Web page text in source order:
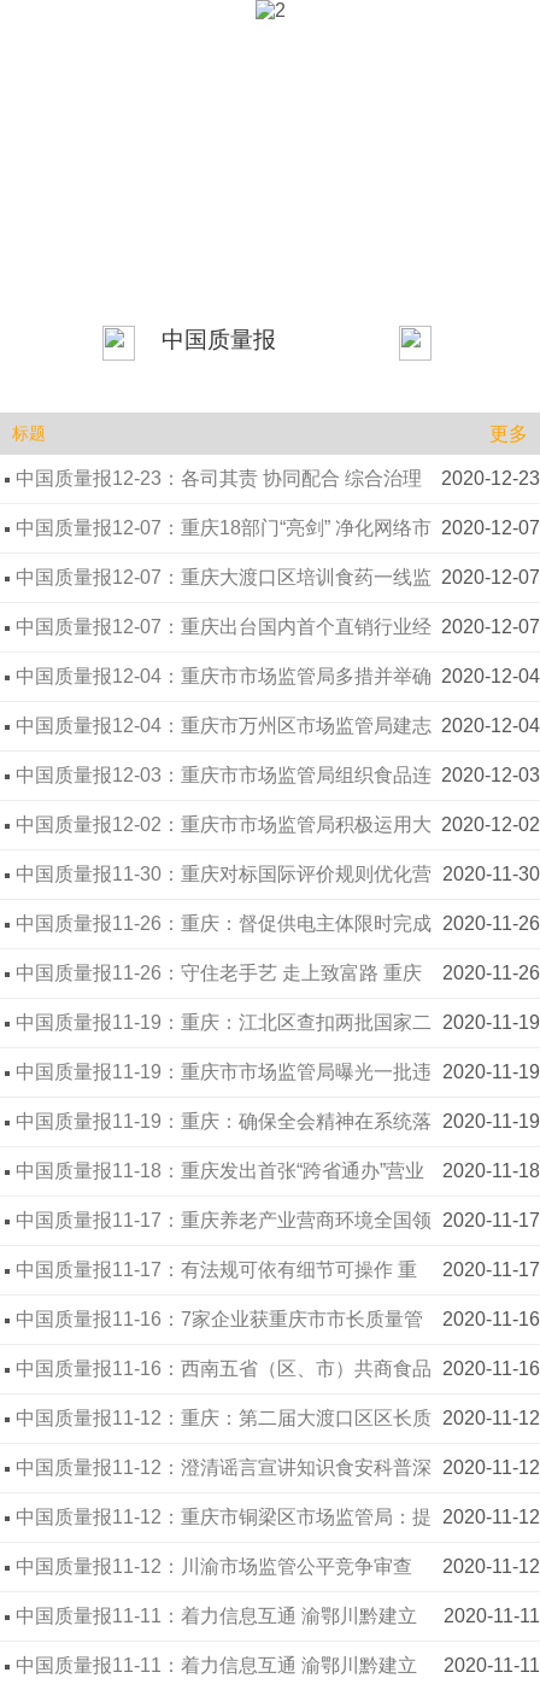
中国质量报
标题 更多
2020-12-23
中国质量报12-23：各司其责 协同配合 综合治理
重庆市已初步形成无证无照经营查处模式 2020-12-07
中国质量报12-07：重庆18部门“亮剑” 净化网络市
场环境 2020-12-07
中国质量报12-07：重庆大渡口区培训食药一线监
管员 2020-12-07
中国质量报12-07：重庆出台国内首个直销行业经
营合规指引 2020-12-04
中国质量报12-04：重庆市市场监管局多措并举确
保转供电降价红利全面有效传导到终端用户 2020-12-04
中国质量报12-04：重庆市万州区市场监管局建志
愿者队伍 展市场监管人风采 2020-12-03
中国质量报12-03：重庆市市场监管局组织食品连
锁企业进行公开承诺 2020-12-02
中国质量报12-02：重庆市市场监管局积极运用大
数据、人工智能治理传销 2020-11-30
中国质量报11-30：重庆对标国际评价规则优化营
商环境见实效 2020-11-26
中国质量报11-26：重庆：督促供电主体限时完成
整治 2020-11-26
中国质量报11-26：守住老手艺 走上致富路 重庆
市南川区市场监管局创新食品小作坊监管帮扶机制 2020-11-19
中国质量报11-19：重庆：江北区查扣两批国家二
级保护动物 29条胭脂鱼明月湖水库安家 2020-11-19
中国质量报11-19：重庆市市场监管局曝光一批违
法案件 2020-11-19
中国质量报11-19：重庆：确保全会精神在系统落
实落地 2020-11-18
中国质量报11-18：重庆发出首张“跨省通办”营业
执照 2020-11-17
中国质量报11-17：重庆养老产业营商环境全国领
先 2020-11-17
中国质量报11-17：有法规可依有细节可操作 重
庆市市场监管局公示10条企业监管政策 2020-11-16
中国质量报11-16：7家企业获重庆市市长质量管
理奖和提名奖 2020-11-16
中国质量报11-16：西南五省（区、市）共商食品
安全风险预警协作 2020-11-12
中国质量报11-12：重庆：第二届大渡口区区长质
量管理奖企业答辩会举行 2020-11-12
中国质量报11-12：澄清谣言宣讲知识食安科普深
入千家万户 2020-11-12
中国质量报11-12：重庆市铜梁区市场监管局：提
升服务质量 优化审批流程 2020-11-12
中国质量报11-12：川渝市场监管公平竞争审查
第三方交叉互评工作启动 2020-11-11
中国质量报11-11：着力信息互通 渝鄂川黔建立
长江禁捕跨区域合作机制 2020-11-11
中国质量报11-11：着力信息互通 渝鄂川黔建立